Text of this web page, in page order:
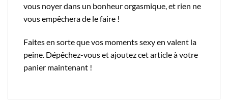
vous noyer dans un bonheur orgasmique, et rien ne
vous empêchera de le faire !
Faites en sorte que vos moments sexy en valent la
peine. Dépêchez-vous et ajoutez cet article à votre
panier maintenant !